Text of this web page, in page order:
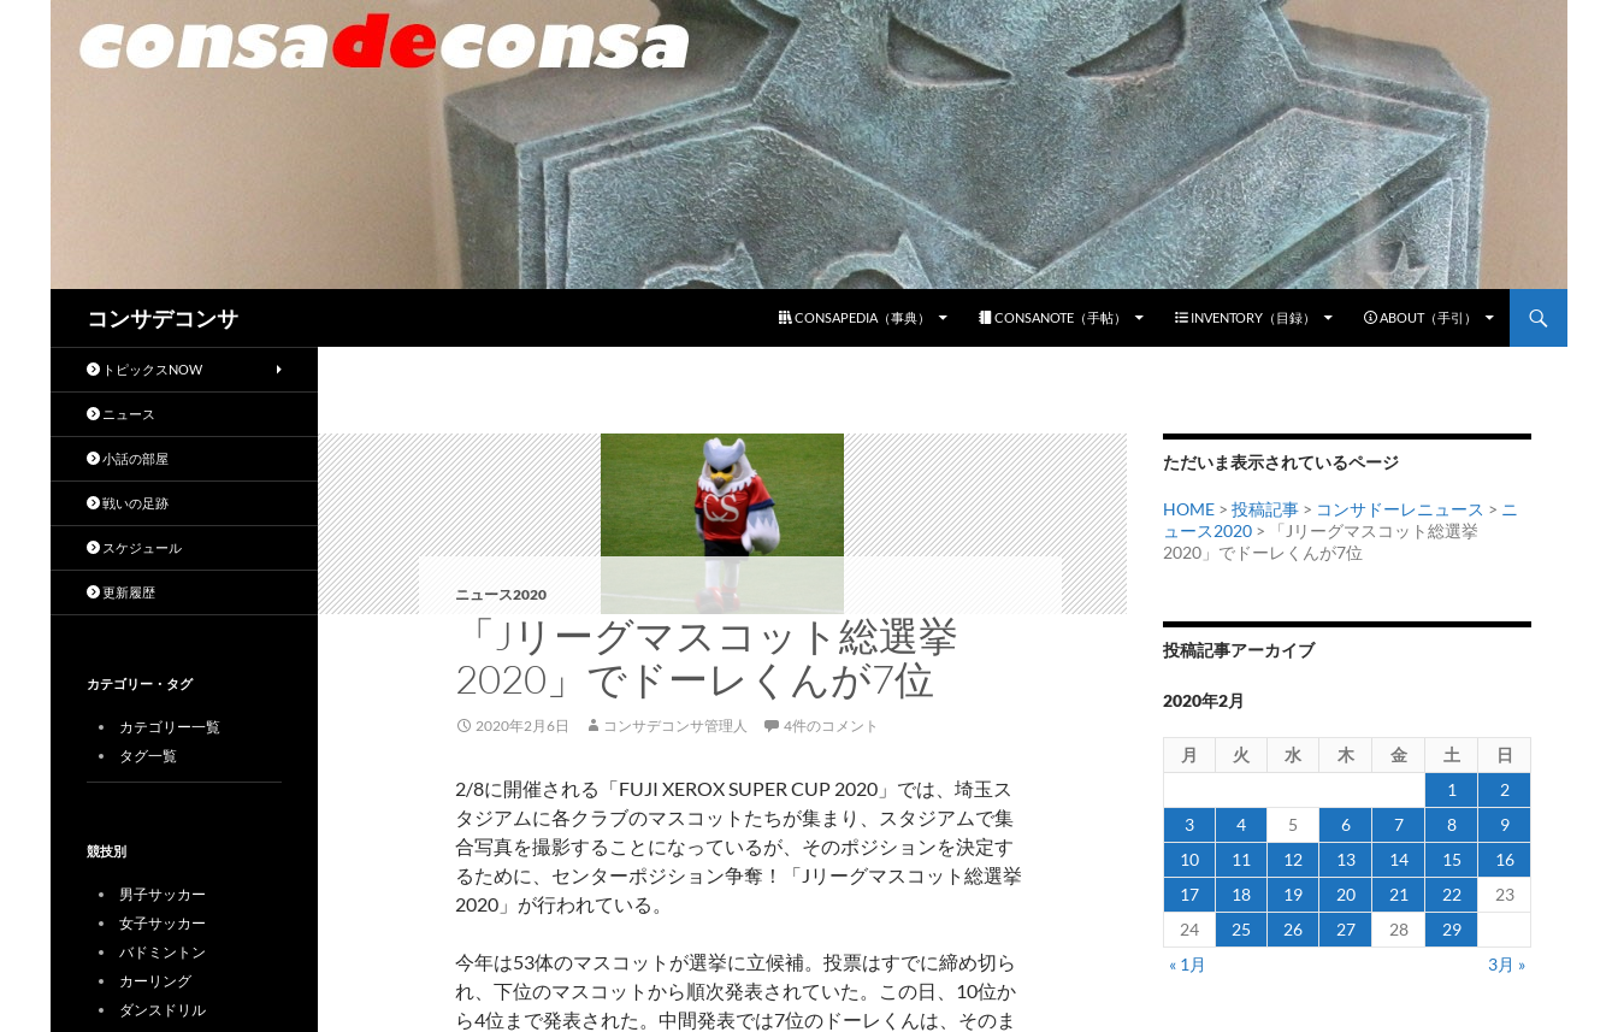
コンサデコンサ
CONSAPEDIA（事典）
CONSANOTE（手帖） INVENTORY（目録） ABOUT（手引）
ニュース2020
「Jリーグマスコット総選挙
2020」でドーレくんが7位
2020年2月6日 コンサデコンサ管理人 4件のコメント
2/8に開催される「FUJI XEROX SUPER CUP 2020」では、埼玉ス
タジアムに各クラブのマスコットたちが集まり、スタジアムで集
合写真を撮影することになっているが、そのポジションを決定す
るために、センターポジション争奪！「Jリーグマスコット総選挙
2020」が行われている。
今年は53体のマスコットが選挙に立候補。投票はすでに締め切ら
れ、下位のマスコットから順次発表されていた。この日、10位か
ら4位まで発表された。中間発表では7位のドーレくんは、そのま
ただいま表示されているページ
HOME > 投稿記事 > コンサドーレニュース > ニ
ュース2020 > 「Jリーグマスコット総選挙
2020」でドーレくんが7位
投稿記事アーカイブ
2020年2月
月 火 水 木 金 土
日
1
2
3
4 5 6 7 8
9
10
11 12 13 14 15
16
17
18 19 20 21 22
23
24
25 26 27 28
29
« 1月
3月 »
トピックスNOW
ニュース
小話の部屋
戦いの足跡
スケジュール
更新履歴
カテゴリー・タグ
カテゴリー一覧
タグ一覧
競技別
男子サッカー
女子サッカー
バドミントン
カーリング
ダンスドリル